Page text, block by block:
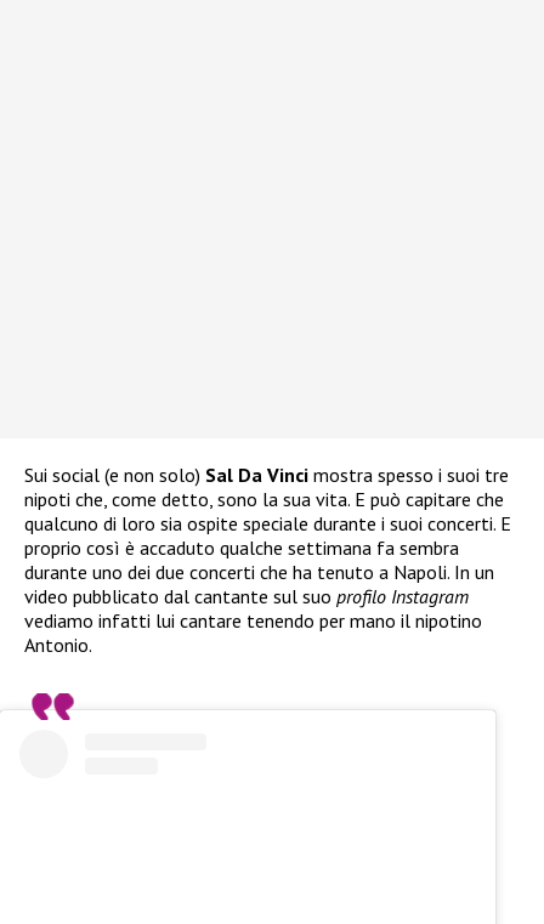
Sui social (e non solo) Sal Da Vinci mostra spesso i suoi tre
nipoti che, come detto, sono la sua vita. E può capitare che
qualcuno di loro sia ospite speciale durante i suoi concerti. E
proprio così è accaduto qualche settimana fa sembra
durante uno dei due concerti che ha tenuto a Napoli. In un
video pubblicato dal cantante sul suo profilo Instagram
vediamo infatti lui cantare tenendo per mano il nipotino
Antonio.